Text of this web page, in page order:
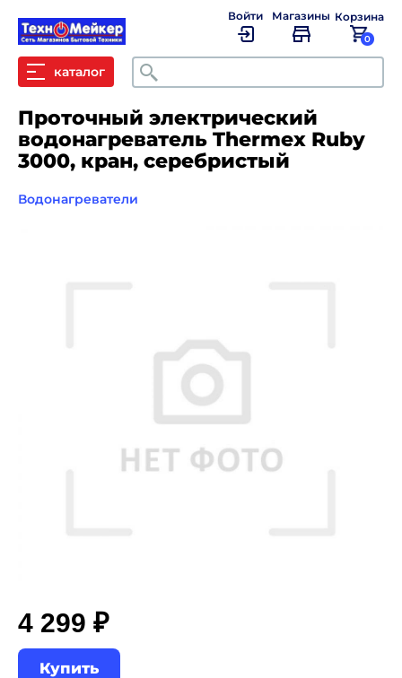
каталог Поиск
Войти Магазины Корзина
0
Проточный электрический
водонагреватель Thermex Ruby
3000, кран, серебристый
Водонагреватели
4 299 ₽
Купить